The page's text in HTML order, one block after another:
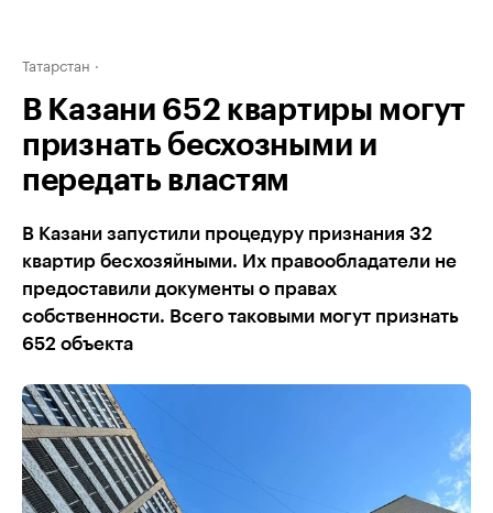
Татарстан
В Казани 652 квартиры могут
признать бесхозными и
передать властям
В Казани запустили процедуру признания 32
квартир бесхозяйными. Их правообладатели не
предоставили документы о правах
собственности. Всего таковыми могут признать
652 объекта